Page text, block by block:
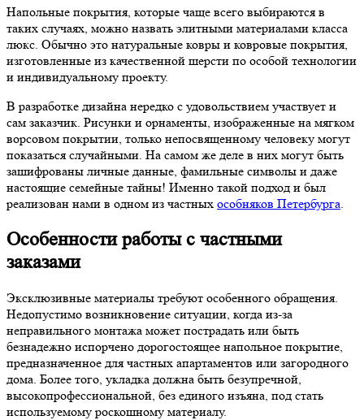
Напольные покрытия, которые чаще всего выбираются в
таких случаях, можно назвать элитными материалами класса
люкс. Обычно это натуральные ковры и ковровые покрытия,
изготовленные из качественной шерсти по особой технологии
и индивидуальному проекту.
В разработке дизайна нередко с удовольствием участвует и
сам заказчик. Рисунки и орнаменты, изображенные на мягком
ворсовом покрытии, только непосвященному человеку могут
показаться случайными. На самом же деле в них могут быть
зашифрованы личные данные, фамильные символы и даже
настоящие семейные тайны! Именно такой подход и был
реализован нами в одном из частных особняков Петербурга.
Особенности работы с частными
заказами
Эксклюзивные материалы требуют особенного обращения.
Недопустимо возникновение ситуации, когда из-за
неправильного монтажа может пострадать или быть
безнадежно испорчено дорогостоящее напольное покрытие,
предназначенное для частных апартаментов или загородного
дома. Более того, укладка должна быть безупречной,
высокопрофессиональной, без единого изъяна, под стать
используемому роскошному материалу.